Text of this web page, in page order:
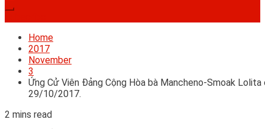
Home
2017
November
3
Ứng Cử Viên Đảng Cộng Hòa bà Mancheno-Smoak
29/10/2017.
2 mins read